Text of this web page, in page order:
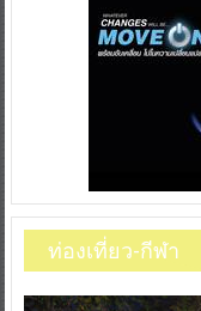
ท่องเที่ยว-กีฬา